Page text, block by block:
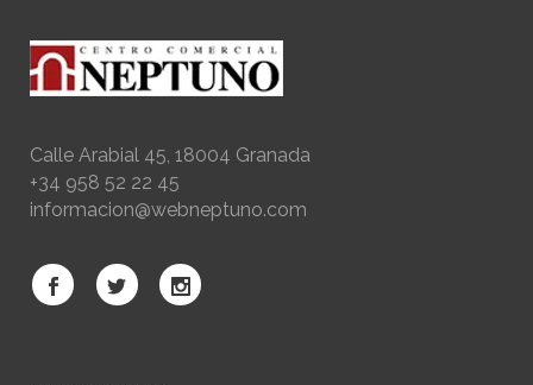
Calle Arabial 45, 18004 Granada
+34 958 52 22 45
informacion@webneptuno.com